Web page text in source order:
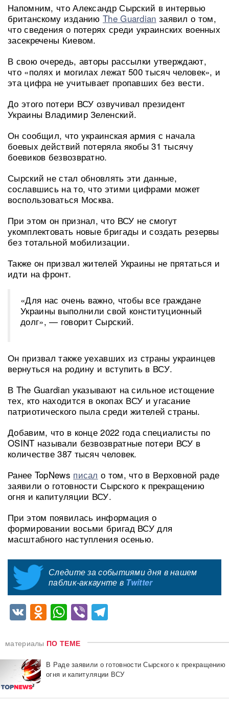
Напомним, что Александр Сырский в интервью
британскому изданиюThe Guardian заявил о том,
что сведения о потерях среди украинских военных
засекречены Киевом.
В свою очередь, авторы рассылки утверждают,
что «полях и могилах лежат 500 тысяч человек», и
эта цифра не учитывает пропавших без вести.
До этого потери ВСУ озвучивал президент
Украины Владимир Зеленский.
Он сообщил, что украинская армия с начала
боевых действий потеряла якобы 31 тысячу
боевиков безвозвратно.
Сырский не стал обновлять эти данные,
сославшись на то, что этими цифрами может
воспользоваться Москва.
При этом он признал, что ВСУ не смогут
укомплектовать новые бригады и создать резервы
без тотальной мобилизации.
Также он призвал жителей Украины не прятаться и
идти на фронт.
«Для нас очень важно, чтобы все граждане
Украины выполнили свой конституционный
долг», — говорит Сырский.
Он призвал также уехавших из страны украинцев
вернуться на родину и вступить в ВСУ.
В The Guardian указывают на сильное истощение
тех, кто находится в окопах ВСУ и угасание
патриотического пыла среди жителей страны.
Добавим, что в конце 2022 года специалисты по
OSINT называли безвозвратные потери ВСУ в
количестве 387 тысяч человек.
Ранее TopNews писал о том, что в Верховной раде
заявили о готовности Сырского к прекращению
огня и капитуляции ВСУ.
При этом появилась информация о
формировании восьми бригад ВСУ для
масштабного наступления осенью.
Следите за событиями дня в нашем
паблик-аккаунте в Twitter
VKOdnoklassniki
WhatsApp
Viber
материалы ПО ТЕМЕ
В Раде заявили о готовности Сырского к прекращению
огня и капитуляции ВСУ